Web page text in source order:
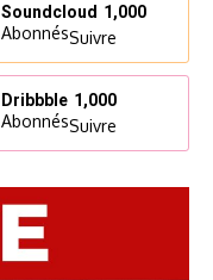
Soundcloud 1,000
AbonnésSuivre
Dribbble 1,000
AbonnésSuivre